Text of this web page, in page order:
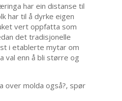
har ein distanse til
har til å dyrke eigen
vert oppfatta som
det tradisjonelle
i etablerte mytar om
val enn å bli større og
over molda også?, spør